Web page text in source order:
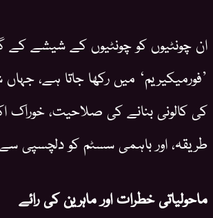
ان چونٹیوں کو چونٹیوں کے شیشے کے
’فورمیکیریم‘ میں رکھا جاتا ہے، جہاں
کی کالونی بنانے کی صلاحیت، خوراک
طریقہ، اور باہمی سسٹم کو دلچسپی
ماحولیاتی خطرات اور ماہرین کی رائے